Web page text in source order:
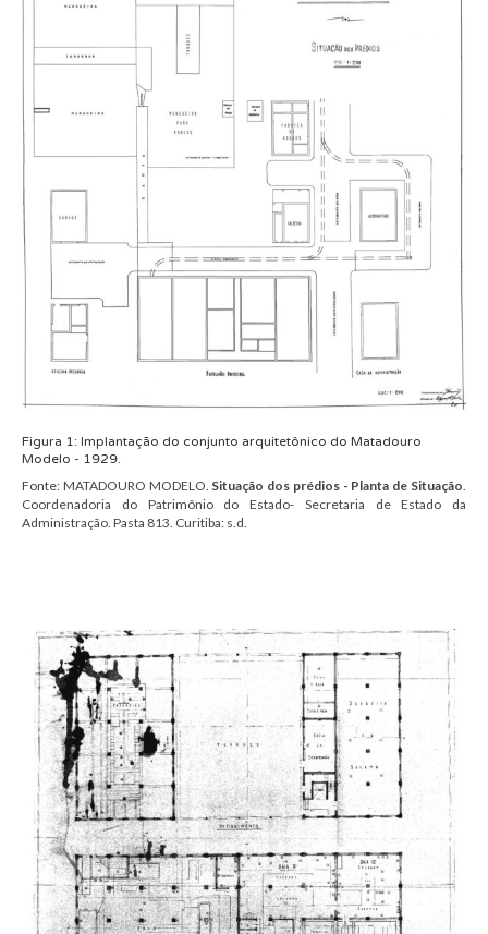
Figura 1: Implantação do conjunto arquitetônico do Matadouro
Modelo - 1929.
Fonte: MATADOURO MODELO. Situação dos prédios - Planta de Situação.
Coordenadoria do Patrimônio do Estado- Secretaria de Estado da
Administração. Pasta 813. Curitiba: s.d.